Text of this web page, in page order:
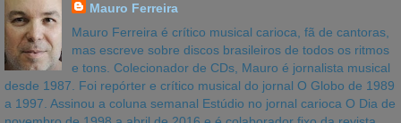
Mauro Ferreira
Mauro Ferreira é crítico musical carioca, fã de cantoras,
mas escreve sobre discos brasileiros de todos os ritmos
e tons. Colecionador de CDs, Mauro é jornalista musical
desde 1987. Foi repórter e crítico musical do jornal O Globo de 1989
a 1997. Assinou a coluna semanal Estúdio no jornal carioca O Dia de